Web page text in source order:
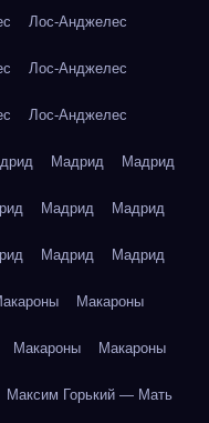
Лос-Анджелес
Лос-Анджелес
Лос-Анджелес
Мадрид Мадрид
Мадрид Мадрид
Мадрид Мадрид
Макароны
Макароны Макароны
Максим Горький — Мать